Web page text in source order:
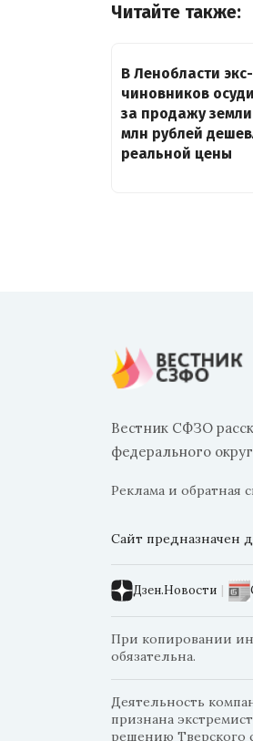
Читайте также:
В Ленобласти экс-
чиновников
за продажу
млн рублей
реальной цены
Вестник СФЗО
федерального
Реклама и обратная
Сайт предназначен
Дзен.Новости |
При копировании
обязательна.
Деятельность
признана
решению Тверского